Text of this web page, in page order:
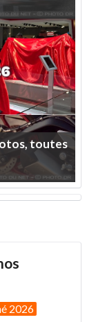
toutes
2026